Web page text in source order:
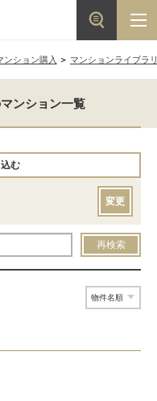
ンション購入 マンションライブラ
ンション一覧
む
変更
再検索